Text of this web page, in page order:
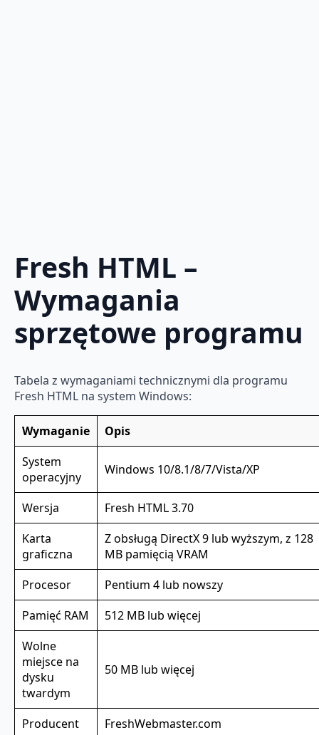
Fresh HTML –
Wymagania
sprzętowe programu
Tabela z wymaganiami technicznymi dla programu
Fresh HTML na system Windows:
Wymaganie
Opis
System
operacyjny
Windows 10/8.1/8/7/Vista/XP
Wersja
Fresh HTML 3.70
Karta
graficzna
Z obsługą DirectX 9 lub wyższym, z 128
MB pamięcią VRAM
Procesor
Pentium 4 lub nowszy
Pamięć RAM
512 MB lub więcej
Wolne
miejsce na
dysku
twardym
50 MB lub więcej
Producent FreshWebmaster.com